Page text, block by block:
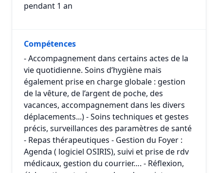
pendant 1 an
Compétences
- Accompagnement dans certains actes de la
vie quotidienne. Soins d’hygiène mais
également prise en charge globale : gestion
de la vêture, de l’argent de poche, des
vacances, accompagnement dans les divers
déplacements...) - Soins techniques et gestes
précis, surveillances des paramètres de santé
- Repas thérapeutiques - Gestion du Foyer :
Agenda ( logiciel OSIRIS), suivi et prise de rdv
médicaux, gestion du courrier…. - Réflexion,